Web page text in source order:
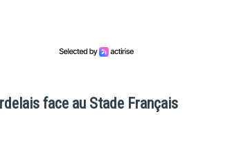
face au Stade Français